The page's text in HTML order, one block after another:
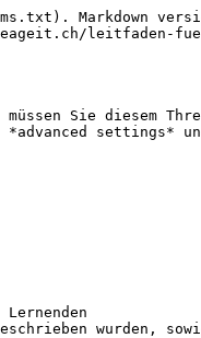
Markdown
leitfaden-
Sie diesem
settings*
wurden,